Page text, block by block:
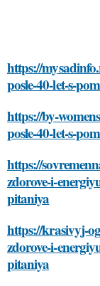
https://
posle-40-let-s-
https://by-
posle-40-let-s-
https://
zdorove-i-
pitaniya
https://krasivyj-
zdorove-i-
pitaniya